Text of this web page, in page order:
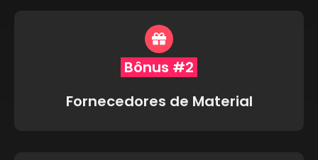
Bônus #2
Fornecedores de Material